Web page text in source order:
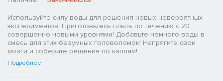
Используйте силу воды для решения новых невероятных
экспериментов. Приготовьтесь плыть по течению с 20
совершенно новыми уровнями! Добавьте немного воды в
смесь для этих безумных головоломок! Напрягите свои
мозги и соберите решения по каплям!
Подробнее